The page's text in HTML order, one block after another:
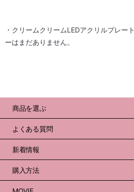
・クリームクリームLEDアクリルプレー
ーはまだありません。
商品を選ぶ
よくある質問
新着情報
購入方法